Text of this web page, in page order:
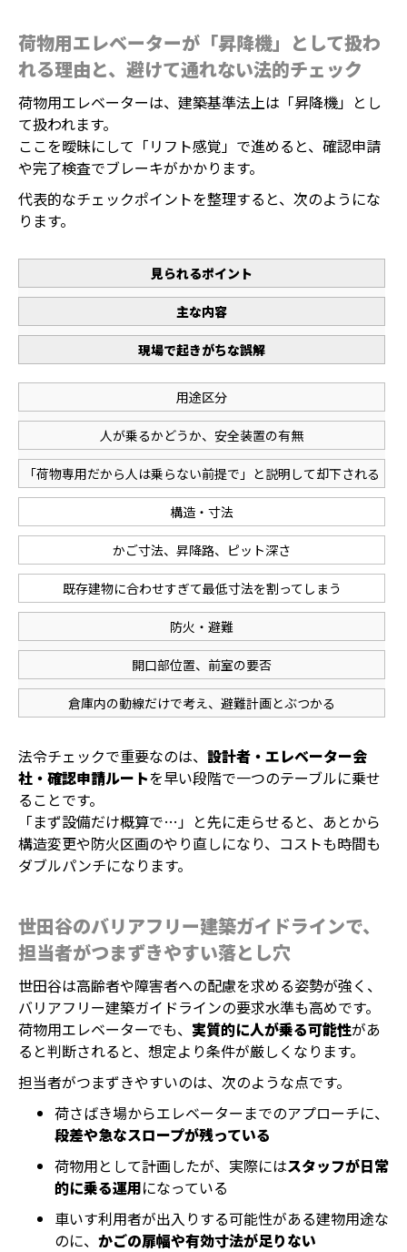
荷物用エレベーターが「昇降機」として扱わ
れる理由と、避けて通れない法的チェック
荷物用エレベーターは、建築基準法上は「昇降機」とし
て扱われます。
ここを曖昧にして「リフト感覚」で進めると、確認申請
や完了検査でブレーキがかかります。
代表的なチェックポイントを整理すると、次のようにな
ります。
見られるポイント
主な内容
現場で起きがちな誤解
用途区分
人が乗るかどうか、安全装置の有無
「荷物専用だから人は乗らない前提で」と説明して却下される
構造・寸法
かご寸法、昇降路、ピット深さ
既存建物に合わせすぎて最低寸法を割ってしまう
防火・避難
開口部位置、前室の要否
倉庫内の動線だけで考え、避難計画とぶつかる
法令チェックで重要なのは、 設計者・エレベーター会
社・確認申請ルートを早い段階で一つのテーブルに乗せ
ることです。
「まず設備だけ概算で…」と先に走らせると、あとから
構造変更や防火区画のやり直しになり、コストも時間も
ダブルパンチになります。
世田谷のバリアフリー建築ガイドラインで、
担当者がつまずきやすい落とし穴
世田谷は高齢者や障害者への配慮を求める姿勢が強く、
バリアフリー建築ガイドラインの要求水準も高めです。
荷物用エレベーターでも、 実質的に人が乗る可能性があ
ると判断されると、想定より条件が厳しくなります。
担当者がつまずきやすいのは、次のような点です。
荷さばき場からエレベーターまでのアプローチに、
段差や急なスロープが残っている
荷物用として計画したが、実際にはスタッフが日常
的に乗る運用になっている
車いす利用者が出入りする可能性がある建物用途な
のに、 かごの扉幅や有効寸法が足りない